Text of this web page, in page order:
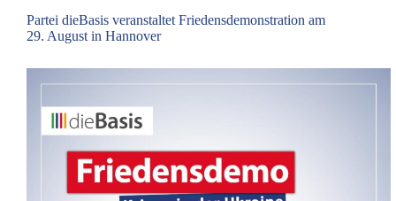
Partei dieBasis veranstaltet Friedensdemonstration am
29. August in Hannover